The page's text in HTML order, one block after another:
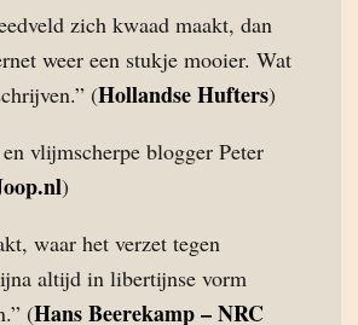
zich kwaad maakt, dan
weer een stukje mooier. Wat
(Hollandse Hufters)
vlijmscherpe blogger Peter
)
waar het verzet tegen
altijd in libertijnse vorm
(Hans Beerekamp – NRC